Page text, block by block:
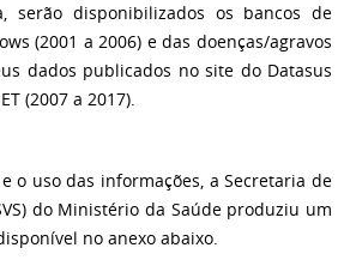
serão disponibilizados os bancos de
(2001 a 2006) e das doenças/agravos
dados publicados no site do Datasus
(2007 a 2017).
o uso das informações, a Secretaria de
do Ministério da Saúde produziu um
no anexo abaixo.